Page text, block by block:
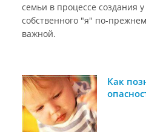
семьи в процессе создания
собственного "я" по-
важной.
Как